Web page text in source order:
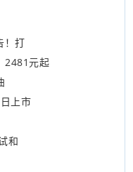
！打
2481元起
上市
和